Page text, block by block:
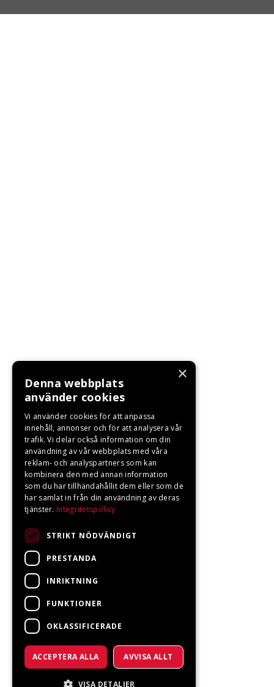
×
Denna webbplats
använder cookies
Vi använder cookies för att anpassa
innehåll, annonser och för att analysera vår
trafik. Vi delar också information om din
användning av vår webbplats med våra
reklam- och analyspartners som kan
kombinera den med annan information
som du har tillhandahållit dem eller som de
har samlat in från din användning av deras
tjänster. Integritetspolicy
STRIKT NÖDVÄNDIGT
PRESTANDA
INRIKTNING
FUNKTIONER
OKLASSIFICERADE
ACCEPTERA ALLA AVVISA ALLT
VISA DETALJER